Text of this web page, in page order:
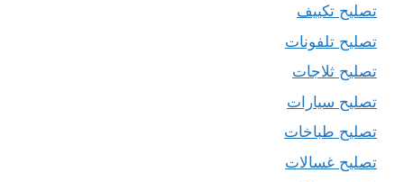
تصليح تكييف
تصليح تلفونات
تصليح ثلاجات
تصليح سيارات
تصليح طباخات
تصليح غسالات